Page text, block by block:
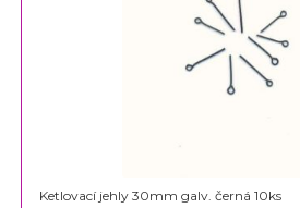
Ketlovací jehly 30mm galv. černá 10ks